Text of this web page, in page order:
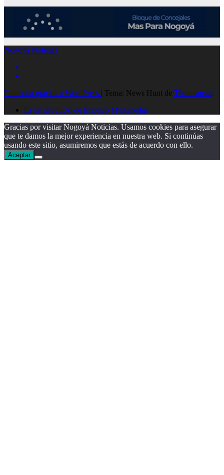
Nogoyá Noticias
Funciona gracias a WordPress | Tema: News Hunt de Themeansar.
Es un producto de Impulso Multimedia
Gracias por visitar Nogoyá Noticias. Usamos cookies para asegurar
que te damos la mejor experiencia en nuestra web. Si continúas
usando este sitio, asumiremos que estás de acuerdo con ello.
Aceptar